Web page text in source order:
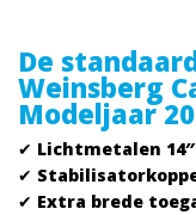
De
Weinsberg
Modeljaar
✔ Lichtmetalen
✔
✔ Extra brede